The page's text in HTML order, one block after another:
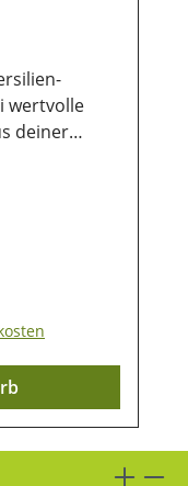
wertvolle
deiner
und
& schonend